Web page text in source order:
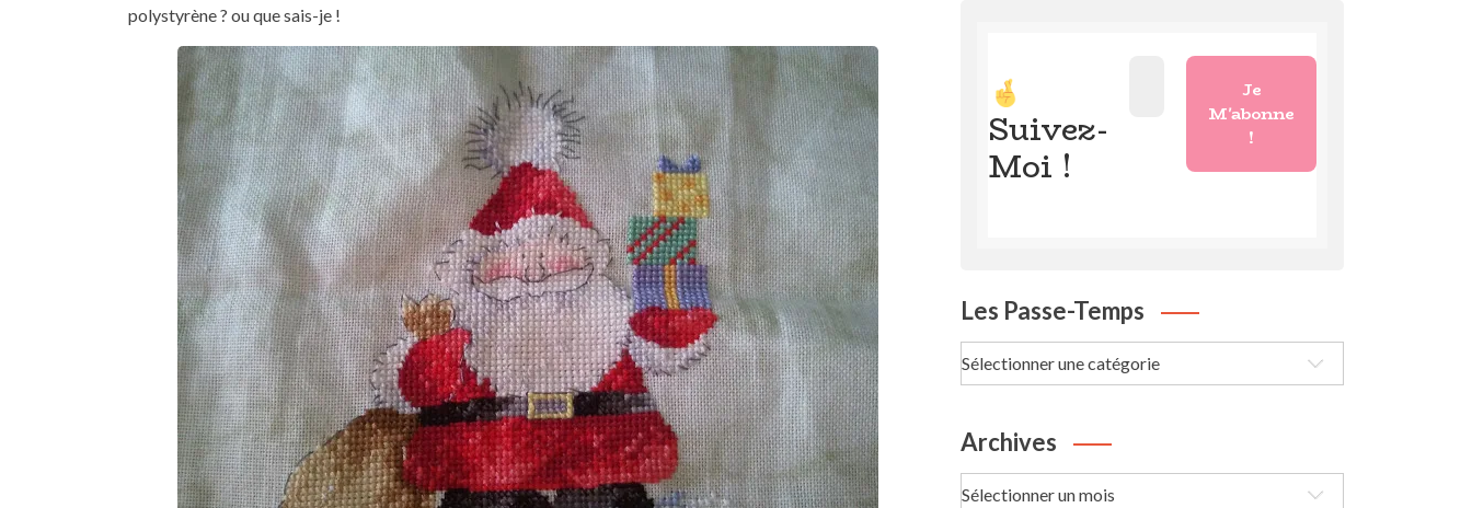
polystyrène ? ou que sais-je !
Suivez-
Moi !
Les Passe-Temps
Archives